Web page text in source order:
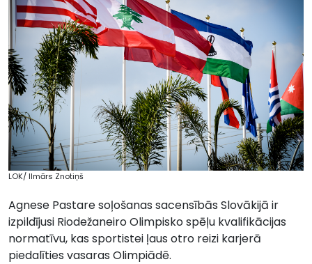
LOK/ Ilmārs Znotiņš
Agnese Pastare soļošanas sacensībās Slovākijā ir
izpildījusi Riodežaneiro Olimpisko spēļu kvalifikācijas
normatīvu, kas sportistei ļaus otro reizi karjerā
piedalīties vasaras Olimpiādē.